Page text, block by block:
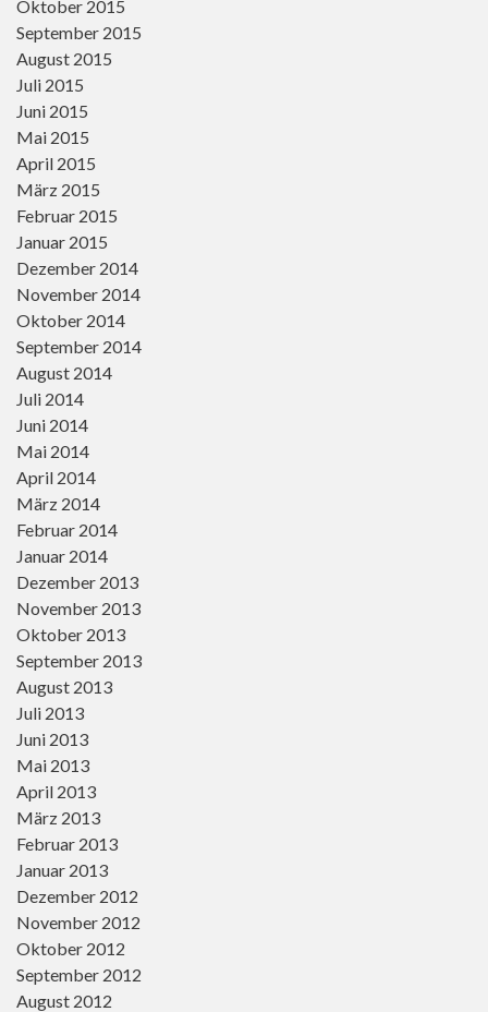
Oktober 2015
September 2015
August 2015
Juli 2015
Juni 2015
Mai 2015
April 2015
März 2015
Februar 2015
Januar 2015
Dezember 2014
November 2014
Oktober 2014
September 2014
August 2014
Juli 2014
Juni 2014
Mai 2014
April 2014
März 2014
Februar 2014
Januar 2014
Dezember 2013
November 2013
Oktober 2013
September 2013
August 2013
Juli 2013
Juni 2013
Mai 2013
April 2013
März 2013
Februar 2013
Januar 2013
Dezember 2012
November 2012
Oktober 2012
September 2012
August 2012